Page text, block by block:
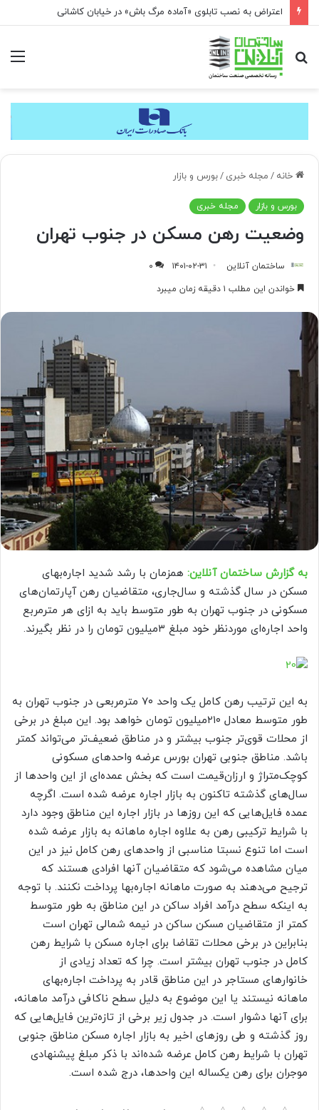
اعتراض به نصب تابلوی «آماده مرگ باش» در خیابان کاشانی
جستجو
برای
خانه / مجله خبری /بورس و بازار
بورس و بازار مجله خبری
وضعیت رهن مسکن در جنوب تهران
ساختمان آنلاین ۱۴۰۱-۰۲-۳۱
۰
خواندن این مطلب ۱ دقیقه زمان میبرد
به گزارش ساختمان آنلاین: همزمان با رشد شدید اجاره‌‌بهای
مسکن در سال گذشته و سال‌جاری، متقاضیان رهن آپارتمان‌‌های
مسکونی در جنوب تهران به طور متوسط باید به ازای هر مترمربع
واحد اجاره‌‌ای موردنظر خود مبلغ ۳‌میلیون تومان را در نظر بگیرند.
به این ترتیب رهن کامل یک واحد ۷۰ مترمربعی در جنوب تهران به
طور متوسط معادل ۲۱۰‌میلیون تومان خواهد بود. این مبلغ در برخی
از محلات قوی‌‌تر جنوب بیشتر و در مناطق ضعیف‌‌تر می‌تواند کمتر
باشد. مناطق جنوبی تهران بورس عرضه واحدهای مسکونی
کوچک‌‌متراژ و ارزان‌قیمت است که بخش عمده‌‌ای از این واحدها از
سال‌های گذشته تاکنون به بازار اجاره عرضه شده است. اگرچه
عمده فایل‌‌هایی که این روزها در بازار اجاره این مناطق وجود دارد
با شرایط ترکیبی رهن به علاوه اجاره ماهانه به بازار عرضه شده
است اما تنوع نسبتا مناسبی از واحدهای رهن کامل نیز در این
میان مشاهده می‌شود که متقاضیان آنها افرادی هستند که
ترجیح می‌دهند به صورت ماهانه اجاره‌‌بها پرداخت نکنند. با توجه
به اینکه سطح درآمد افراد ساکن در این مناطق به طور متوسط
کمتر از متقاضیان مسکن ساکن در نیمه شمالی تهران است
بنابراین در برخی محلات تقاضا برای اجاره مسکن با شرایط رهن
کامل در جنوب تهران بیشتر است. چرا که تعداد زیادی از
خانوارهای مستاجر در این مناطق قادر به پرداخت اجاره‌‌بهای
ماهانه نیستند یا این موضوع به دلیل سطح ناکافی درآمد ماهانه،
برای آنها دشوار است. در جدول زیر برخی از تازه‌‌ترین فایل‌‌هایی که
روز گذشته و طی روزهای اخیر به بازار اجاره مسکن مناطق جنوبی
تهران با شرایط رهن کامل عرضه شده‌‌اند با ذکر مبلغ پیشنهادی
موجران برای رهن یکساله این واحدها، درج شده است.